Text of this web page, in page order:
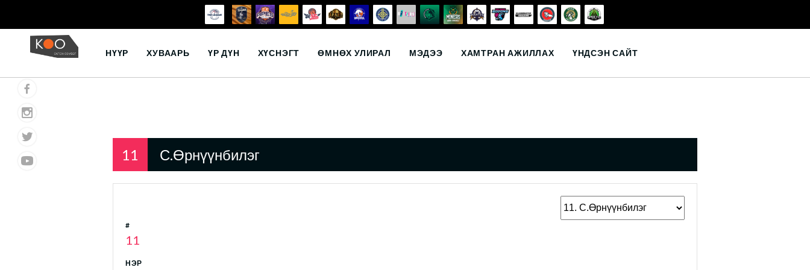
НҮҮР ХУВААРЬ ҮР ДҮН ХҮСНЭГТ ӨМНӨХ УЛИРАЛ МЭДЭЭ ХАМТРАН АЖИЛЛАХ ҮНДСЭН САЙТ
11 С.Өрнүүнбилэг
#
11
НЭР